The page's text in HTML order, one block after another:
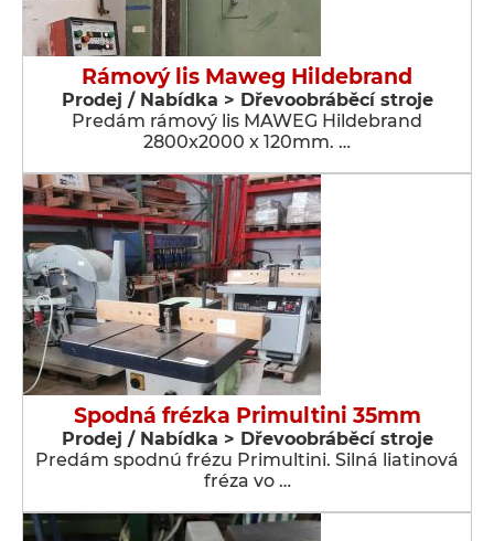
Rámový lis Maweg Hildebrand
Prodej / Nabídka > Dřevoobráběcí stroje
Predám rámový lis MAWEG Hildebrand
2800x2000 x 120mm. …
Spodná frézka Primultini 35mm
Prodej / Nabídka > Dřevoobráběcí stroje
Predám spodnú frézu Primultini. Silná liatinová
fréza vo …